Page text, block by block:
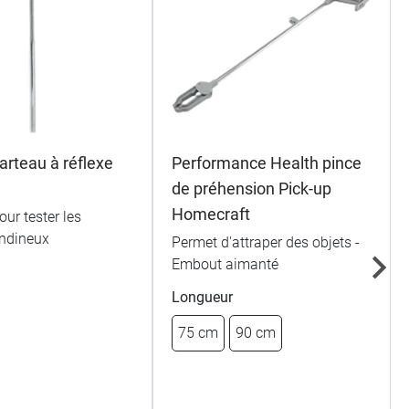
à réflexe
tester les
Performance Health pince
de préhension Pick-up
Homecraft
Permet d'attraper des objets -
Embout aimanté
Longueur
75 cm 90 cm